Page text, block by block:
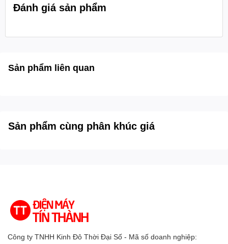
trong điện ảnh, tivi này mang lại trải nghiệm xem phim,
Đánh giá sản phẩm
Sản phẩm liên quan
Sản phẩm cùng phân khúc giá
Công ty TNHH Kinh Đô Thời Đại Số - Mã số doanh nghiệp: